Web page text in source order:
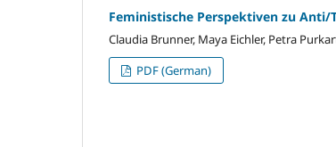
Feministische Perspektiven zu
Claudia Brunner, Maya Eichler, Petra
PDF (German)